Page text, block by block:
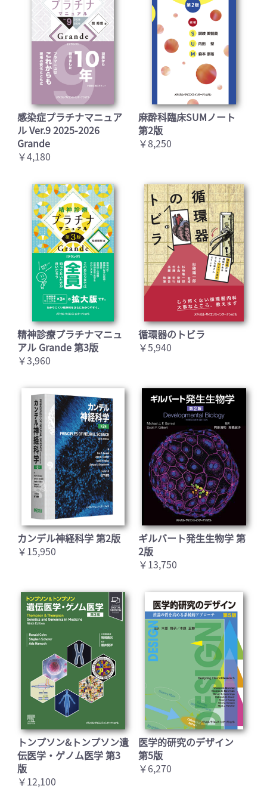
感染症プラチナマニュア
ル Ver.9 2025-2026
Grande
￥4,180
麻酔科臨床SUMノート
第2版
￥8,250
精神診療プラチナマニュ
アル Grande 第3版
￥3,960
循環器のトビラ
￥5,940
カンデル神経科学 第2版
￥15,950
ギルバート発生生物学 第
2版
￥13,750
トンプソン&トンプソン遺
伝医学・ゲノム医学 第3
版
￥12,100
医学的研究のデザイン
第5版
￥6,270